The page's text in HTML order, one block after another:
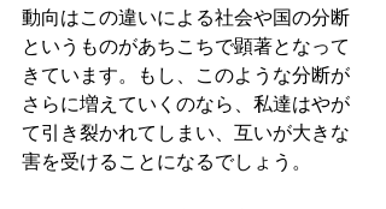
動向はこの違いによる社会や国の分断
というものがあちこちで顕著となって
きています。もし、このような分断が
さらに増えていくのなら、私達はやが
て引き裂かれてしまい、互いが大きな
害を受けることになるでしょう。